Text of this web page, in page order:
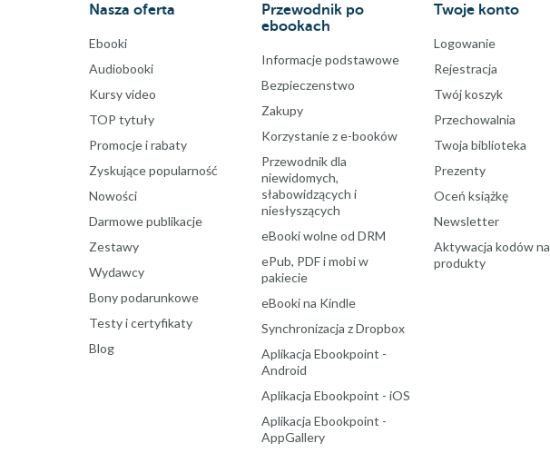
Nasza oferta
Ebooki
Audiobooki
Kursy video
TOP tytuły
Promocje i rabaty
Zyskujące popularność
Nowości
Darmowe publikacje
Zestawy
Wydawcy
Bony podarunkowe
Testy i certyfikaty
Blog
Przewodnik po
ebookach
Informacje podstawowe
Bezpieczenstwo
Zakupy
Korzystanie z e-booków
Przewodnik dla
niewidomych,
słabowidzących i
niesłyszących
eBooki wolne od DRM
ePub, PDF i mobi w
pakiecie
eBooki na Kindle
Synchronizacja z Dropbox
Aplikacja Ebookpoint -
Android
Aplikacja Ebookpoint - iOS
Aplikacja Ebookpoint -
AppGallery
Twoje konto
Logowanie
Rejestracja
Twój koszyk
Przechowalnia
Twoja biblioteka
Prezenty
Oceń książkę
Newsletter
Aktywacja kodów na
produkty